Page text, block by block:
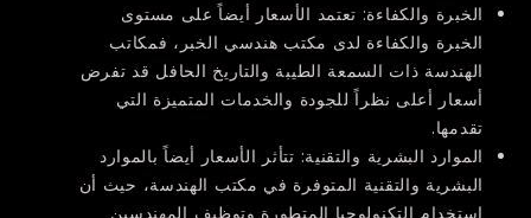
الخبرة والكفاءة: تعتمد الأسعار أيضاً على مستوى
الخبرة والكفاءة لدى مكتب هندسي الخبر، فمكاتب
الهندسة ذات السمعة الطيبة والتاريخ الحافل قد تفرض
أسعار أعلى نظراً للجودة والخدمات المتميزة التي
تقدمها.
الموارد البشرية والتقنية: تتأثر الأسعار أيضاً بالموارد
البشرية والتقنية المتوفرة في مكتب الهندسة، حيث أن
استخدام التكنولوجيا المتطورة وتوظيف المهندسين